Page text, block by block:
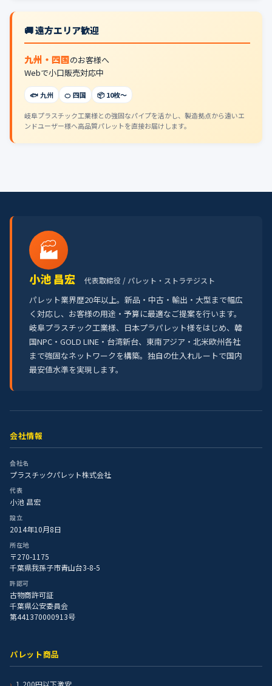
🚚 遠方エリア歓迎
九州・四国のお客様へ
Webで小口販売対応中
🐟 九州 🍊 四国 📦 10枚〜
岐阜プラスチック工業様との強固なパイプを活かし、製造拠点から遠いエ
ンドユーザー様へ高品質パレットを直接お届けします。
🏭
小池 昌宏 代表取締役 / パレット・ストラテジスト
パレット業界歴20年以上。新品・中古・輸出・大型まで幅広
く対応し、お客様の用途・予算に最適なご提案を行います。
岐阜プラスチック工業様、日本プラパレット様をはじめ、韓
国NPC・GOLD LINE・台湾新台、東南アジア・北米欧州各社
まで強固なネットワークを構築。独自の仕入れルートで国内
最安値水準を実現します。
会社情報
会社名
プラスチックパレット株式会社
代表
小池 昌宏
設立
2014年10月8日
所在地
〒270-1175
千葉県我孫子市青山台3-8-5
許認可
古物商許可証
千葉県公安委員会
第441370000913号
パレット商品
1,200円以下激安